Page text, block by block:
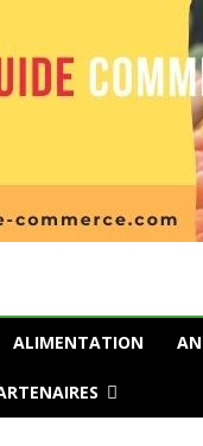
ALIMENTATION